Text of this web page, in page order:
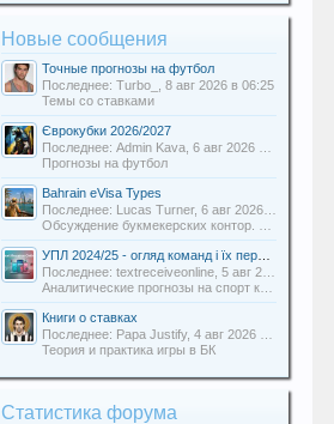
Новые сообщения
Точные прогнозы на футбол
Последнее: Turbo_, 8 авг 2026 в 06:25
Темы со ставками
Єврокубки 2026/2027
Последнее: Admin Kava, 6 авг 2026 в 19:31
Прогнозы на футбол
Bahrain eVisa Types
Последнее: Lucas Turner, 6 авг 2026 в 13:16
УПЛ 2024/25 - огляд команд і їх перспективи
Последнее: textreceiveonline, 5 авг 2026 в 20:54
Аналитические прогнозы на спорт команды Uabets
Книги о ставках
Последнее: Papa Justify, 4 авг 2026 в 00:12
Теория и практика игры в БК
Статистика форума